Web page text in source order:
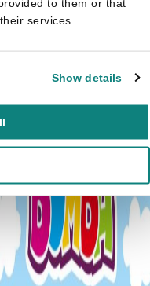
to them or that
services.
Show details